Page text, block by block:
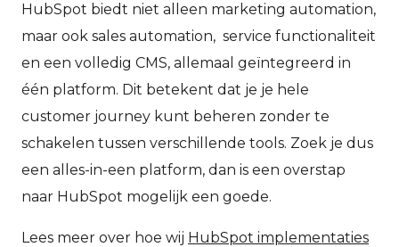
HubSpot biedt niet alleen marketing automation,
maar ook sales automation, service functionaliteit
en een volledig CMS, allemaal geïntegreerd in
één platform. Dit betekent dat je je hele
customer journey kunt beheren zonder te
schakelen tussen verschillende tools. Zoek je dus
een alles-in-een platform, dan is een overstap
naar HubSpot mogelijk een goede.
Lees meer over hoe wij HubSpot implementaties